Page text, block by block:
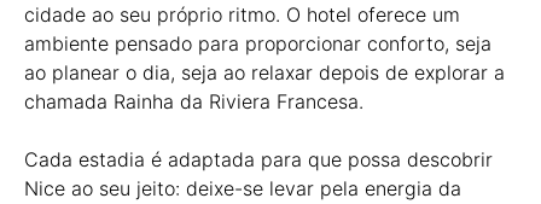
cidade ao seu próprio ritmo. O hotel oferece um
ambiente pensado para proporcionar conforto, seja
ao planear o dia, seja ao relaxar depois de explorar a
chamada Rainha da Riviera Francesa.
Cada estadia é adaptada para que possa descobrir
Nice ao seu jeito: deixe-se levar pela energia da